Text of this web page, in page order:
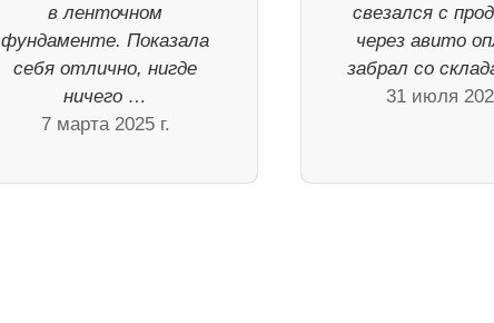
в ленточном
фундаменте. Показала
себя отлично, нигде
ничего …
7 марта 2025 г.
свезался с
через авито
забрал со
31 июля